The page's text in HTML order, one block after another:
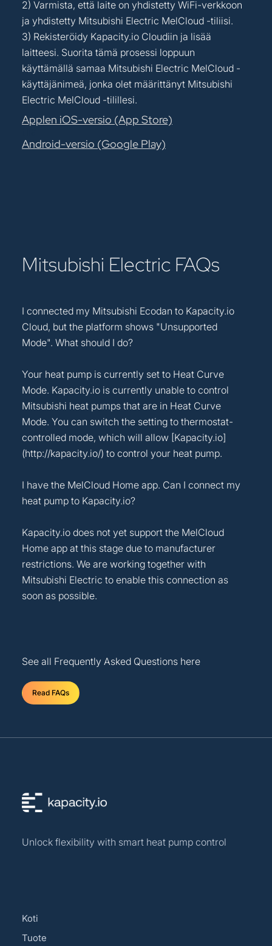
2) Varmista, että laite on yhdistetty WiFi-verkkoon
ja yhdistetty Mitsubishi Electric MelCloud -tiliisi.
3) Rekisteröidy Kapacity.io Cloudiin ja lisää
laitteesi. Suorita tämä prosessi loppuun
käyttämällä samaa Mitsubishi Electric MelCloud -
käyttäjänimeä, jonka olet määrittänyt Mitsubishi
Electric MelCloud -tilillesi.
Applen iOS-versio (App Store)
Android-versio (Google Play)
Mitsubishi Electric FAQs
I connected my Mitsubishi Ecodan to Kapacity.io
Cloud, but the platform shows "Unsupported
Mode". What should I do?
Your heat pump is currently set to Heat Curve
Mode. Kapacity.io is currently unable to control
Mitsubishi heat pumps that are in Heat Curve
Mode. You can switch the setting to thermostat-
controlled mode, which will allow [Kapacity.io]
(http://kapacity.io/) to control your heat pump.
I have the MelCloud Home app. Can I connect my
heat pump to Kapacity.io?
Kapacity.io does not yet support the MelCloud
Home app at this stage due to manufacturer
restrictions. We are working together with
Mitsubishi Electric to enable this connection as
soon as possible.
See all Frequently Asked Questions here
Read FAQs
Unlock flexibility with smart heat pump control
Koti
Tuote